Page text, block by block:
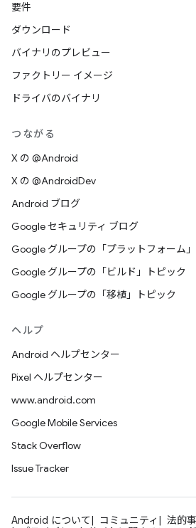
要件
ダウンロード
バイナリのプレビュー
ファクトリー イメージ
ドライバのバイナリ
つながる
X の @Android
X の @AndroidDev
Android ブログ
Google セキュリティ ブログ
Google グループの「プラットフォーム
Google グループの「ビルド」トピック
Google グループの「移植」トピック
ヘルプ
Android ヘルプセンター
Pixel ヘルプセンター
www.android.com
Google Mobile Services
Stack Overflow
Issue Tracker
Android について コミュニティ 法的